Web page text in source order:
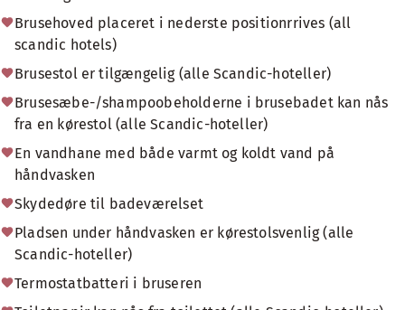
Brusehoved placeret i nederste positionrrives (all
scandic hotels)
Brusestol er tilgængelig (alle Scandic-hoteller)
Brusesæbe-/shampoobeholderne i brusebadet kan nås
fra en kørestol (alle Scandic-hoteller)
En vandhane med både varmt og koldt vand på
håndvasken
Skydedøre til badeværelset
Pladsen under håndvasken er kørestolsvenlig (alle
Scandic-hoteller)
Termostatbatteri i bruseren